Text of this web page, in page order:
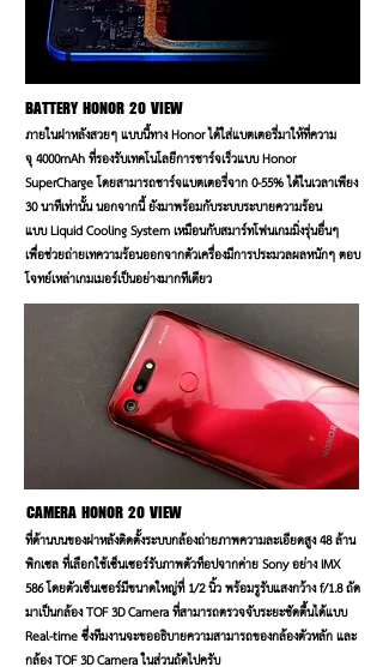
BATTERY HONOR 20 VIEW
ภายในฝาหลังสวยๆ แบบนี้ทาง Honor ได้ใส่แบตเตอรี่มาให้ที่ความ
จุ 4000mAh ที่รองรับเทคโนโลยีการชาร์จเร็วแบบ Honor
SuperCharge โดยสามารถชาร์จแบตเตอรี่จาก 0-55% ได้ในเวลาเพียง
30 นาทีเท่านั้น นอกจากนี้ ยังมาพร้อมกับระบบระบายความร้อน
แบบ Liquid Cooling System เหมือนกับสมาร์ทโฟนเกมมิ่งรุ่นอื่นๆ
เพื่อช่วยถ่ายเทความร้อนออกจากตัวเครื่องมีการประมวลผลหนักๆ ตอบ
โจทย์เหล่าเกมเมอร์เป็นอย่างมากทีเดียว
CAMERA HONOR 20 VIEW
ที่ด้านบนของฝาหลังติดตั้งระบบกล้องถ่ายภาพความละเอียดสูง 48 ล้าน
พิกเซล ที่เลือกใช้เซ็นเซอร์รับภาพตัวท็อปจากค่าย Sony อย่าง IMX
586 โดยตัวเซ็นเซอร์มีขนาดใหญ่ที่ 1/2 นิ้ว พร้อมรูรับแสงกว้าง f/1.8 ถัด
มาเป็นกล้อง TOF 3D Camera ที่สามารถตรวจจับระยะชัดตื้นได้แบบ
Real-time ซึ่งทีมงานจะขออธิบายความสามารถของกล้องตัวหลัก และ
กล้อง TOF 3D Camera ในส่วนถัดไปครับ